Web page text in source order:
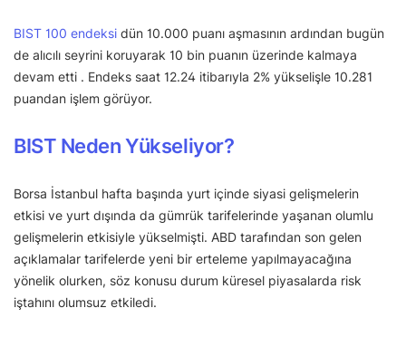
BIST 100 endeksi dün 10.000 puanı aşmasının ardından bugün
de alıcılı seyrini koruyarak 10 bin puanın üzerinde kalmaya
devam etti . Endeks saat 12.24 itibarıyla 2% yükselişle 10.281
puandan işlem görüyor.
BIST Neden Yükseliyor?
Borsa İstanbul hafta başında yurt içinde siyasi gelişmelerin
etkisi ve yurt dışında da gümrük tarifelerinde yaşanan olumlu
gelişmelerin etkisiyle yükselmişti. ABD tarafından son gelen
açıklamalar tarifelerde yeni bir erteleme yapılmayacağına
yönelik olurken, söz konusu durum küresel piyasalarda risk
iştahını olumsuz etkiledi.